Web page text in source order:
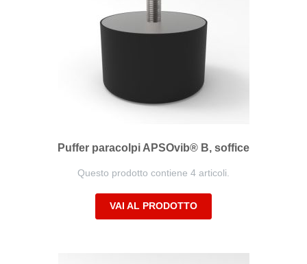
Puffer paracolpi APSOvib® B, soffice
Questo prodotto contiene 4 articoli.
VAI AL PRODOTTO